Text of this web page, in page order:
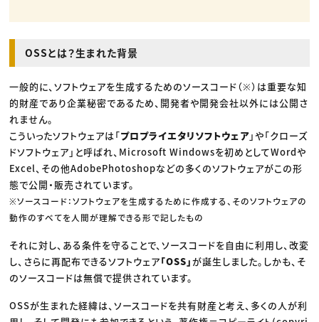
OSSとは？生まれた背景
一般的に、ソフトウェアを生成するためのソースコード（※）は重要な知
的財産であり企業秘密であるため、開発者や開発会社以外には公開さ
れません。
こういったソフトウェアは「プロプライエタリソフトウェア」や「クローズ
ドソフトウェア」と呼ばれ、Microsoft Windowsを初めとしてWordや
Excel、その他AdobePhotoshopなどの多くのソフトウェアがこの形
態で公開・販売されています。
※ソースコード：ソフトウェアを生成するために作成する、そのソフトウェアの
動作のすべてを人間が理解できる形で記したもの
それに対し、ある条件を守ることで、ソースコードを自由に利用し、改変
し、さらに再配布できるソフトウェア「OSS」が誕生しました。しかも、そ
のソースコードは無償で提供されています。
OSSが生まれた経緯は、ソースコードを共有財産と考え、多くの人が利